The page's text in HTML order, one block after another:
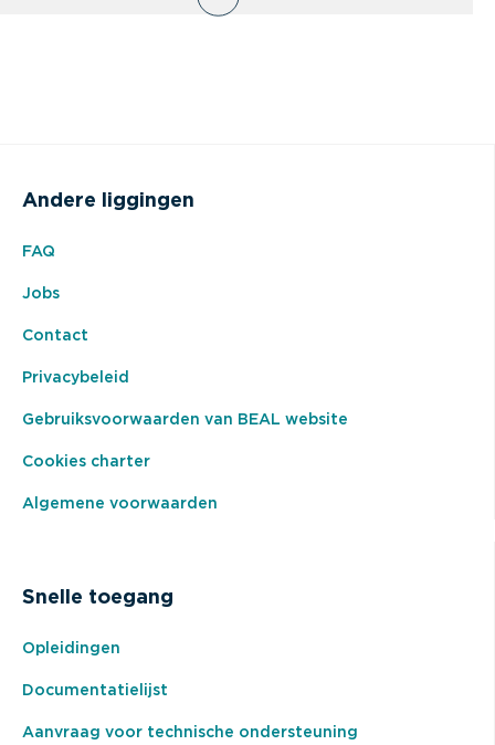
Andere liggingen
FAQ
Jobs
Contact
Privacybeleid
Gebruiksvoorwaarden van BEAL website
Cookies charter
Algemene voorwaarden
Snelle toegang
Opleidingen
Documentatielijst
Aanvraag voor technische ondersteuning